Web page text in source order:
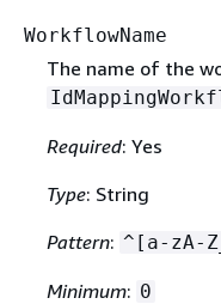
WorkflowName
The name of the
Required: Yes
Type: String
Pattern: ^[a-zA-
Minimum: 0